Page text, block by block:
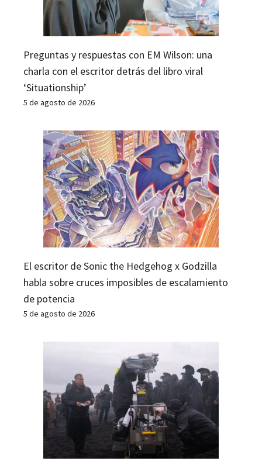
Preguntas y respuestas con EM Wilson: una
charla con el escritor detrás del libro viral
‘Situationship’
5 de agosto de 2026
El escritor de Sonic the Hedgehog x Godzilla
habla sobre cruces imposibles de escalamiento
de potencia
5 de agosto de 2026